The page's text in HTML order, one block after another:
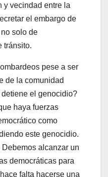
y vecindad entre la
el embargo de
solo de
tránsito.
pese a ser
de la comunidad
el genocidio?
haya fuerzas
como
este genocidio.
alcanzar un
democráticas para
falta hacerse una